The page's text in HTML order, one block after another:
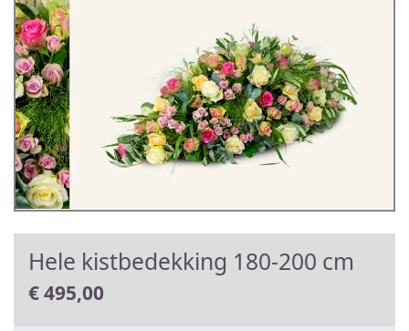
Hele kistbedekking 180-200 cm
€495,00